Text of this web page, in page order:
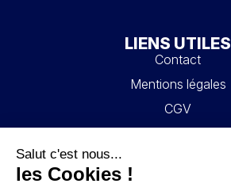
LIENS UTILES
Contact
Mentions légales
CGV